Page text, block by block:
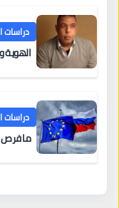
دراسات
الهوية
دراسات
ما فرص